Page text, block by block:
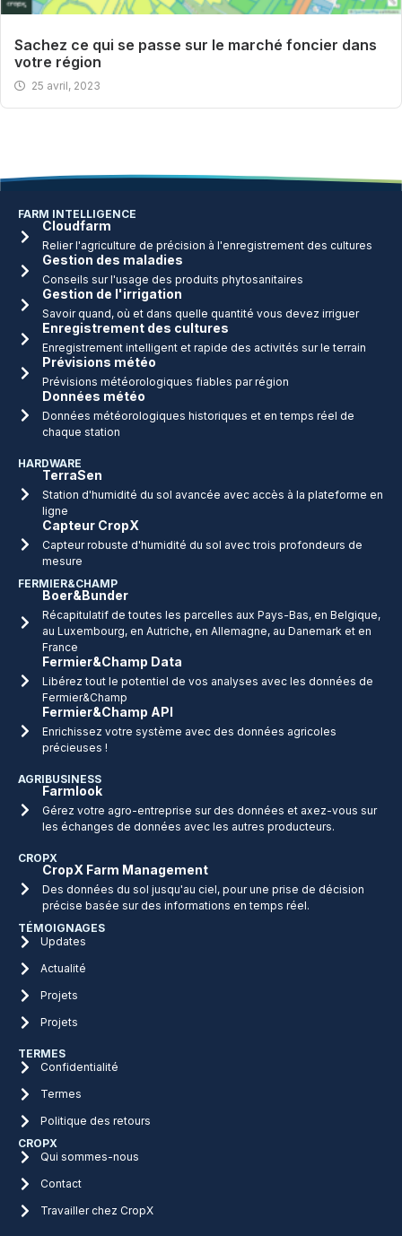
Sachez ce qui se passe sur le marché foncier dans
votre région
25 avril, 2023
FARM INTELLIGENCE
Cloudfarm
Relier l'agriculture de précision à l'enregistrement des cultures
Gestion des maladies
Conseils sur l'usage des produits phytosanitaires
Gestion de l'irrigation
Savoir quand, où et dans quelle quantité vous devez irriguer
Enregistrement des cultures
Enregistrement intelligent et rapide des activités sur le terrain
Prévisions météo
Prévisions météorologiques fiables par région
Données météo
Données météorologiques historiques et en temps réel de
chaque station
HARDWARE
TerraSen
Station d'humidité du sol avancée avec accès à la plateforme en
ligne
Capteur CropX
Capteur robuste d'humidité du sol avec trois profondeurs de
mesure
FERMIER&CHAMP
Boer&Bunder
Récapitulatif de toutes les parcelles aux Pays-Bas, en Belgique,
au Luxembourg, en Autriche, en Allemagne, au Danemark et en
France
Fermier&Champ Data
Libérez tout le potentiel de vos analyses avec les données de
Fermier&Champ
Fermier&Champ API
Enrichissez votre système avec des données agricoles
précieuses !
AGRIBUSINESS
Farmlook
Gérez votre agro-entreprise sur des données et axez-vous sur
les échanges de données avec les autres producteurs.
CROPX
CropX Farm Management
Des données du sol jusqu'au ciel, pour une prise de décision
précise basée sur des informations en temps réel.
TÉMOIGNAGES
Updates
Actualité
Projets
Projets
TERMES
Confidentialité
Termes
Politique des retours
CROPX
Qui sommes-nous
Contact
Travailler chez CropX